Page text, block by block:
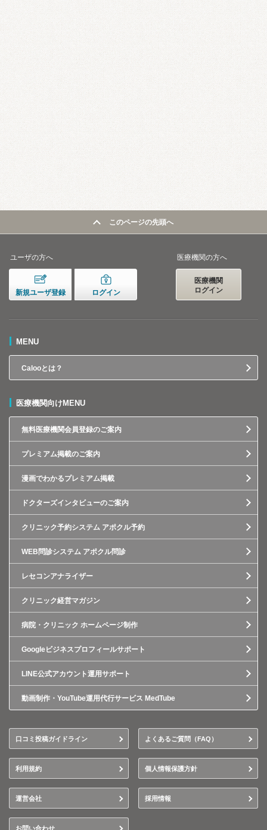
このページの先頭へ
ユーザの方へ
新規ユーザ登録 ログイン
医療機関の方へ
医療機関
ログイン
MENU
Calooとは？
医療機関向けMENU
無料医療機関会員登録のご案内
プレミアム掲載のご案内
漫画でわかるプレミアム掲載
ドクターズインタビューのご案内
クリニック予約システム アポクル予約
WEB問診システム アポクル問診
レセコンアナライザー
クリニック経営マガジン
病院・クリニック ホームページ制作
Googleビジネスプロフィールサポート
LINE公式アカウント運用サポート
動画制作・YouTube運用代行サービス MedTube
口コミ投稿ガイドライン よくあるご質問（FAQ）
利用規約 個人情報保護方針
運営会社 採用情報
お問い合わせ